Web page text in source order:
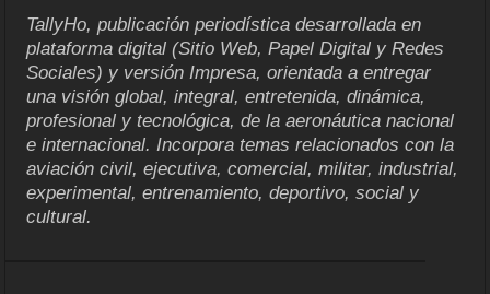
TallyHo, publicación periodística desarrollada en
plataforma digital (Sitio Web, Papel Digital y Redes
Sociales) y versión Impresa, orientada a entregar
una visión global, integral, entretenida, dinámica,
profesional y tecnológica, de la aeronáutica nacional
e internacional. Incorpora temas relacionados con la
aviación civil, ejecutiva, comercial, militar, industrial,
experimental, entrenamiento, deportivo, social y
cultural.